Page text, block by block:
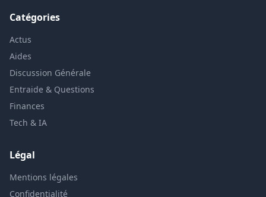
Catégories
Actus
Aides
Discussion Générale
Entraide & Questions
Finances
Tech & IA
Légal
Mentions légales
Confidentialité